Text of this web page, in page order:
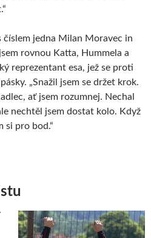
číslem jedna Milan Moravec in
rovnou Katta, Hummela a
reprezentant esa, jež se proti
„Snažil jsem se držet krok.
ať jsem rozumnej. Nechal
nechtěl jsem dostat kolo. Když
si pro bod.“